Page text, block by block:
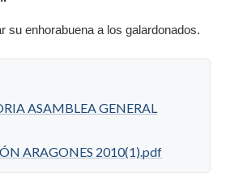
su enhorabuena a los galardonados.
ASAMBLEA GENERAL
ARAGONES 2010(1).pdf